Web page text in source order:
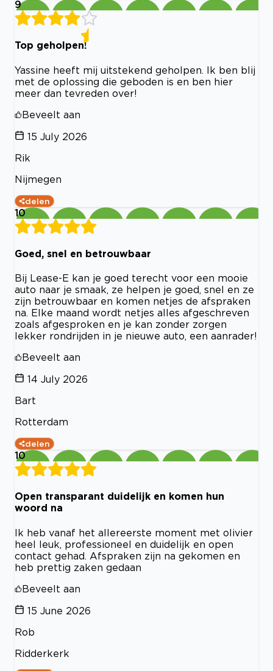
9
Top geholpen!
Yassine heeft mij uitstekend geholpen. Ik ben blij
met de oplossing die geboden is en ben hier
meer dan tevreden over!
Beveelt aan
15 July 2026
Rik
Nijmegen
delen
10
Goed, snel en betrouwbaar
Bij Lease-E kan je goed terecht voor een mooie
auto naar je smaak, ze helpen je goed, snel en ze
zijn betrouwbaar en komen netjes de afspraken
na. Elke maand wordt netjes alles afgeschreven
zoals afgesproken en je kan zonder zorgen
lekker rondrijden in je nieuwe auto, een aanrader!
Beveelt aan
14 July 2026
Bart
Rotterdam
delen
10
Open transparant duidelijk en komen hun
woord na
Ik heb vanaf het allereerste moment met olivier
heel leuk, professioneel en duidelijk en open
contact gehad. Afspraken zijn na gekomen en
heb prettig zaken gedaan
Beveelt aan
15 June 2026
Rob
Ridderkerk